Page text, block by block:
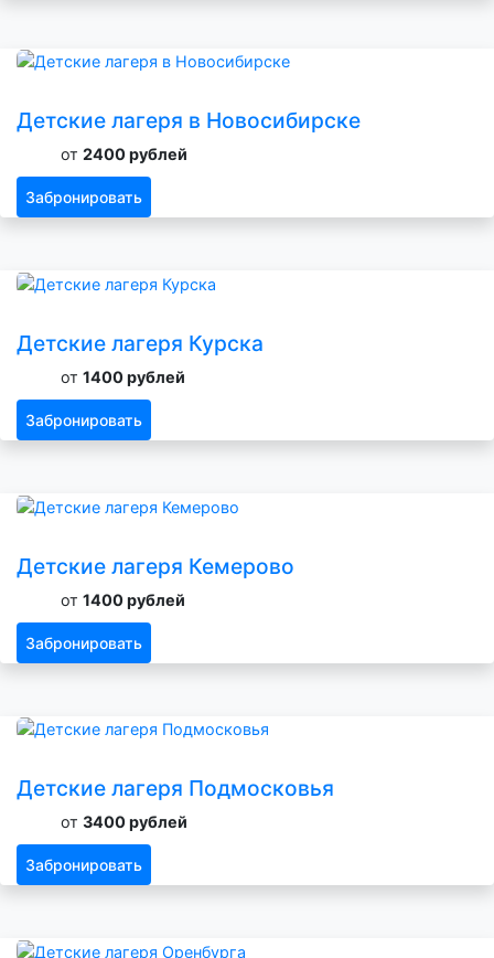
Детские лагеря в Новосибирске
от 2400 рублей
Забронировать
Детские лагеря Курска
от 1400 рублей
Забронировать
Детские лагеря Кемерово
от 1400 рублей
Забронировать
Детские лагеря Подмосковья
от 3400 рублей
Забронировать